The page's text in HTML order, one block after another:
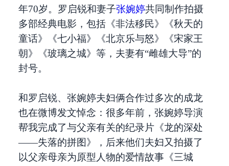
年70岁。罗启锐和妻子张婉婷共同制作拍摄
多部经典电影，包括《非法移民》《秋天的
童话》《七小福》《北京乐与怒》《宋家王
朝》《玻璃之城》等，夫妻有“雌雄大导”的
封号。
和罗启锐、张婉婷夫妇俩合作过多次的成龙
也在微博发文悼念：很多年前，张婉婷导演
帮我完成了与父亲有关的纪录片《龙的深处
——失落的拼图》，后来他们夫妇又拍摄了
以父亲母亲为原型人物的爱情故事《三城